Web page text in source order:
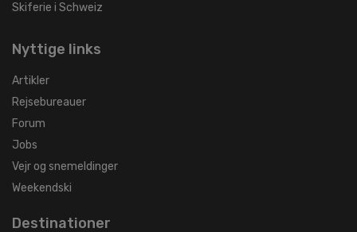
Skiferie i Schweiz
Nyttige links
Artikler
Rejsebureauer
Forum
Jobs
Vejr og snemeldinger
Weekendski
Destinationer